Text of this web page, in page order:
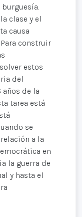
clase y el
causa
construir
estos
del
de la
tarea está
se
a la
en
la guerra de
y hasta el